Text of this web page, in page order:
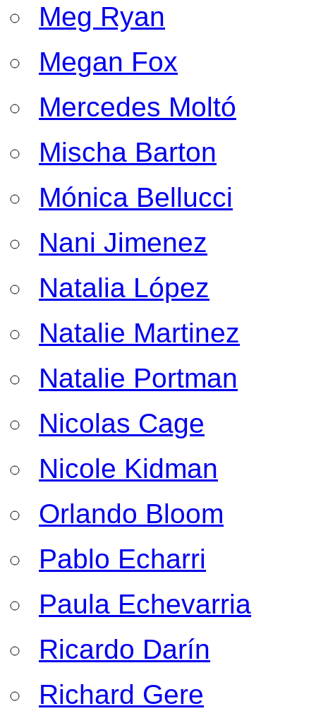
Meg Ryan
Megan Fox
Mercedes Moltó
Mischa Barton
Mónica Bellucci
Nani Jimenez
Natalia López
Natalie Martinez
Natalie Portman
Nicolas Cage
Nicole Kidman
Orlando Bloom
Pablo Echarri
Paula Echevarria
Ricardo Darín
Richard Gere